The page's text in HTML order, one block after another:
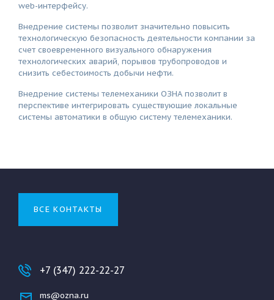
web-интерфейсу.
Внедрение системы позволит значительно повысить
технологическую безопасность деятельности компании за
счет своевременного визуального обнаружения
технологических аварий, порывов трубопроводов и
снизить себестоимость добычи нефти.
Внедрение системы телемеханики ОЗНА позволит в
перспективе интегрировать существующие локальные
системы автоматики в общую систему телемеханики.
ВСЕ КОНТАКТЫ
+7 (347) 222-22-27
ms@ozna.ru